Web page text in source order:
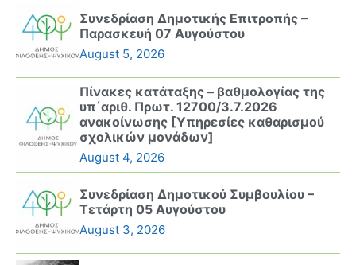
Συνεδρίαση Δημοτικής Επιτροπής –
Παρασκευή 07 Αυγούστου
August 5, 2026
Πίνακες κατάταξης – βαθμολογίας της
υπ΄αριθ. Πρωτ. 12700/3.7.2026
ανακοίνωσης [Υπηρεσίες καθαρισμού
σχολικών μονάδων]
August 4, 2026
Συνεδρίαση Δημοτικού Συμβουλίου –
Τετάρτη 05 Αυγούστου
August 3, 2026